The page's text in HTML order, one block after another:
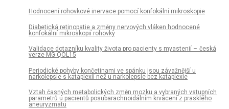
Hodnocení rohovkové inervace pomocí konfokální mikroskopie
Diabetická retinopatie a změny nervových vláken hodnocené
konfokální mikroskopií rohovky
Validace dotazníku kvality života pro pacienty s myastenií – česká
verze MG-QOL15
Periodické pohyby končetinami ve spánku jsou závažnější u
narkolepsie s kataplexií než u narkolepsie bez kataplexie
Vztah časných metabolických změn mozku a vybraných vstupních
parametrů u pacientů posubarachnoidálním krvácení z prasklého
aneuryzmatu